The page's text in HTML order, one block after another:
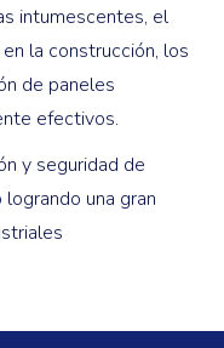
intumescentes, el
la construcción, los
de paneles
efectivos.
y seguridad de
una gran